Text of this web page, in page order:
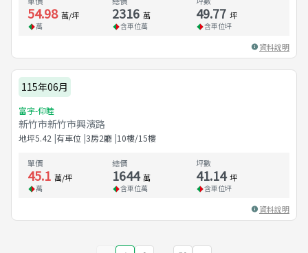
54.98 萬/坪
萬
2316 萬
含車位萬
49.77 坪
含車位坪
資料說明
115年06月
富宇-仰睦
新竹市新竹市興濱路
地坪5.42 有車位 3房2廳 10樓/15樓
單價
45.1 萬/坪
萬
總價
1644 萬
含車位萬
坪數
41.14 坪
含車位坪
資料說明